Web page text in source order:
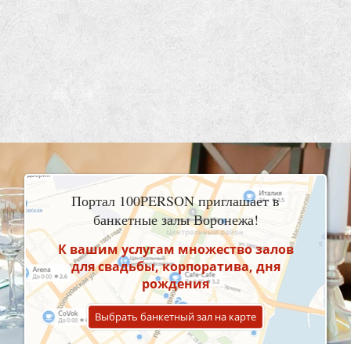
Портал 100PERSON приглашает в
банкетные залы Воронежа!
К вашим услугам множество залов
для свадьбы, корпоратива, дня
рождения
Выбрать банкетный зал на карте